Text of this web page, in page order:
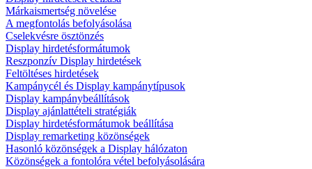
Márkaismertség növelése
A megfontolás befolyásolása
Cselekvésre ösztönzés
Display hirdetésformátumok
Reszponzív Display hirdetések
Feltöltéses hirdetések
Kampánycél és Display kampánytípusok
Display kampánybeállítások
Display ajánlattételi stratégiák
Display hirdetésformátumok beállítása
Display remarketing közönségek
Hasonló közönségek a Display hálózaton
Közönségek a fontolóra vétel befolyásolására